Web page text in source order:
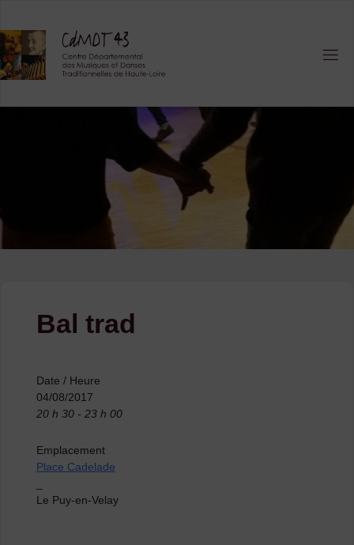
content
Bal trad
Date / Heure
04/08/2017
20 h 30 - 23 h 00
Emplacement
Place Cadelade
Le Puy-en-Velay